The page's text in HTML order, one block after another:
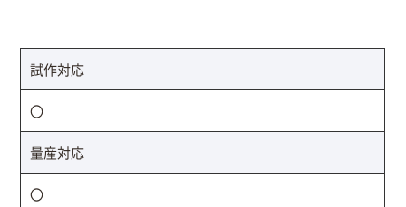
試作対応
〇
量産対応
〇